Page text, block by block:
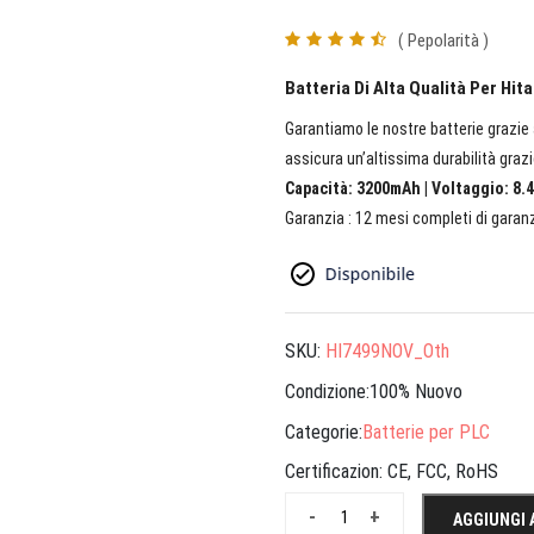
( Pepolarità )
Batteria Di Alta Qualità Per
Garantiamo le nostre batterie
assicura un’altissima durabilità
Capacità: 3200mAh | Voltaggio:
Garanzia : 12 mesi completi di
SKU: HI7499NOV_Oth
Condizione:100% Nuovo
Categorie:Batterie per PLC
Certificazion: CE, FCC, RoHS
+
- AGGIUNGI